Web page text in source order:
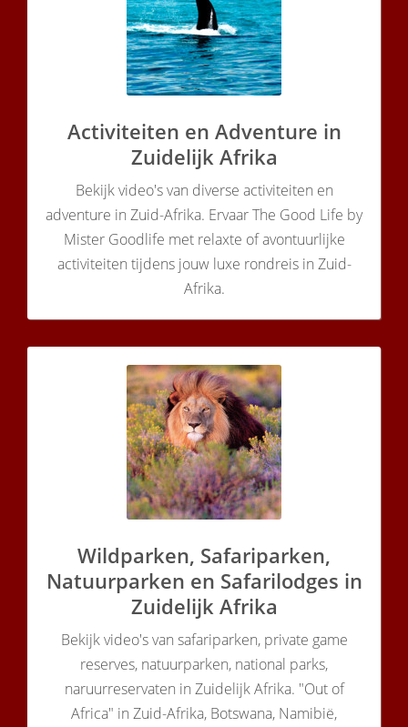
Activiteiten en Adventure in
Zuidelijk Afrika
Bekijk video's van diverse activiteiten en
adventure in Zuid-Afrika. Ervaar The Good Life by
Mister Goodlife met relaxte of avontuurlijke
activiteiten tijdens jouw luxe rondreis in Zuid-
Afrika.
Wildparken, Safariparken,
Natuurparken en Safarilodges in
Zuidelijk Afrika
Bekijk video's van safariparken, private game
reserves, natuurparken, national parks,
naruurreservaten in Zuidelijk Afrika. "Out of
Africa" in Zuid-Afrika, Botswana, Namibië,